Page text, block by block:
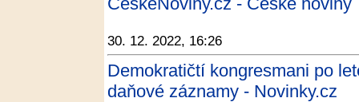
30. 12. 2022, 16:26
Demokratičtí kongresmani po
daňové záznamy - Novinky.cz